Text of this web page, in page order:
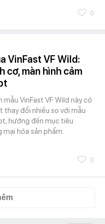
0
VinFast VF Wild:
cơ, màn hình cảm
mẫu VinFast VF Wild này có
thay đổi nhiều so với mẫu
hướng đến mục tiêu
mại hóa sản phẩm.
0